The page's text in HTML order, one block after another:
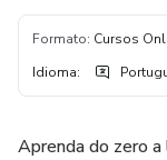
Formato: Cursos
Idioma:
Aprenda do zero